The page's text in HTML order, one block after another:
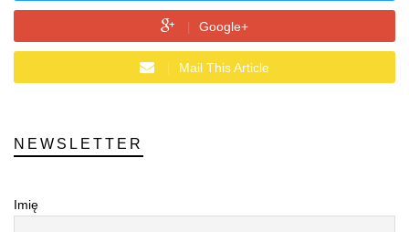
Google+
Mail This Article
NEWSLETTER
Imię